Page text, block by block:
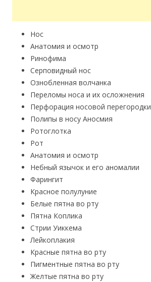
Hoc
Анатомия и осмотр
Ринофима
Серповидный нос
Ознобленная волчанка
Переломы носа и их осложнения
Перфорация носовой перегородки
Полипы в носу Аносмия
Ротоглотка
Рот
Анатомия и осмотр
Небный язычок и его аномалии
Фарингит
Красное полулуние
Белые пятна во рту
Пятна Коплика
Стрии Уиккема
Лейкоплакия
Красные пятна во рту
Пигментные пятна во рту
Желтые пятна во рту